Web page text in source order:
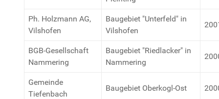
Ph. Holzmann AG,
Vilshofen
Baugebiet "Unterfeld" in
Vilshofen
BGB-Gesellschaft
Nammering
Baugebiet "Riedlacker" in
Nammering
Gemeinde
Tiefenbach
Baugebiet Oberkogl-Ost